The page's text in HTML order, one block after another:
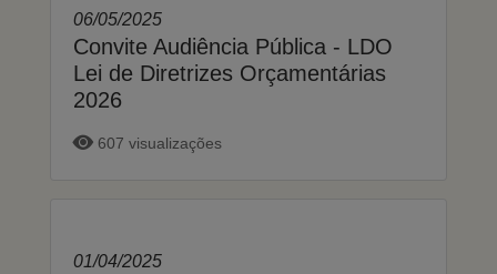
06/05/2025
Convite Audiência Pública - LDO
Lei de Diretrizes Orçamentárias
2026
607 visualizações
01/04/2025